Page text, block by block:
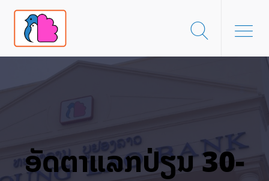
ອັດ​ຕາ​ແລກ​ປ່ຽນ 30-